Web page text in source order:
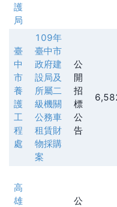
護
局
臺
中
市
養
護
工
程
處
109年
臺中市
政府建
設局及
所屬二
級機關
公務車
租賃財
物採購
案
公
開
招
標
公
告
高
雄
公